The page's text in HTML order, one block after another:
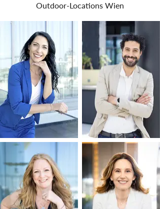
Outdoor-Locations Wien